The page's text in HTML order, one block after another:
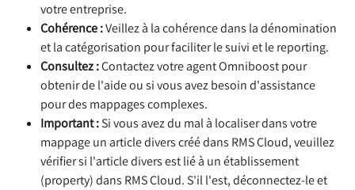
votre entreprise.
Cohérence : Veillez à la cohérence dans la dénomination
et la catégorisation pour faciliter le suivi et le reporting.
Consultez : Contactez votre agent Omniboost pour
obtenir de l'aide ou si vous avez besoin d'assistance
pour des mappages complexes.
Important : Si vous avez du mal à localiser dans votre
mappage un article divers créé dans RMS Cloud, veuillez
vérifier si l'article divers est lié à un établissement
(property) dans RMS Cloud. S'il l'est, déconnectez-le et